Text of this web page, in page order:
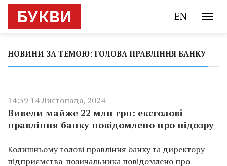
EN
НОВИНИ ЗА ТЕМОЮ: ГОЛОВА ПРАВЛІННЯ БАНКУ
14:39 14 Листопада, 2024
Вивели майже 22 млн грн: ексголові
правління банку повідомлено про підозру
Колишньому голові правління банку та директору
підприємства-позичальника повідомлено про